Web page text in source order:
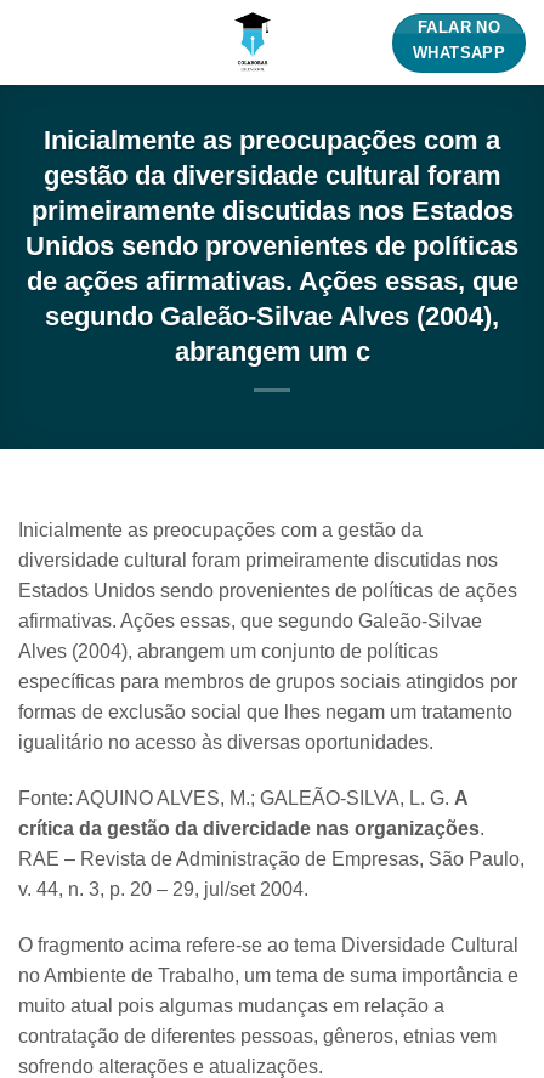
FALAR NO
WHATSAPP
Inicialmente as preocupações com a
gestão da diversidade cultural foram
primeiramente discutidas nos Estados
Unidos sendo provenientes de políticas
de ações afirmativas. Ações essas, que
segundo Galeão-Silvae Alves (2004),
abrangem um c
Inicialmente as preocupações com a gestão da
diversidade cultural foram primeiramente discutidas nos
Estados Unidos sendo provenientes de políticas de ações
afirmativas. Ações essas, que segundo Galeão-Silvae
Alves (2004), abrangem um conjunto de políticas
específicas para membros de grupos sociais atingidos por
formas de exclusão social que lhes negam um tratamento
igualitário no acesso às diversas oportunidades.
Fonte: AQUINO ALVES, M.; GALEÃO-SILVA, L. G. A
crítica da gestão da divercidade nas organizações.
RAE – Revista de Administração de Empresas, São Paulo,
v. 44, n. 3, p. 20 – 29, jul/set 2004.
O fragmento acima refere-se ao tema Diversidade Cultural
no Ambiente de Trabalho, um tema de suma importância e
muito atual pois algumas mudanças em relação a
contratação de diferentes pessoas, gêneros, etnias vem
sofrendo alterações e atualizações.